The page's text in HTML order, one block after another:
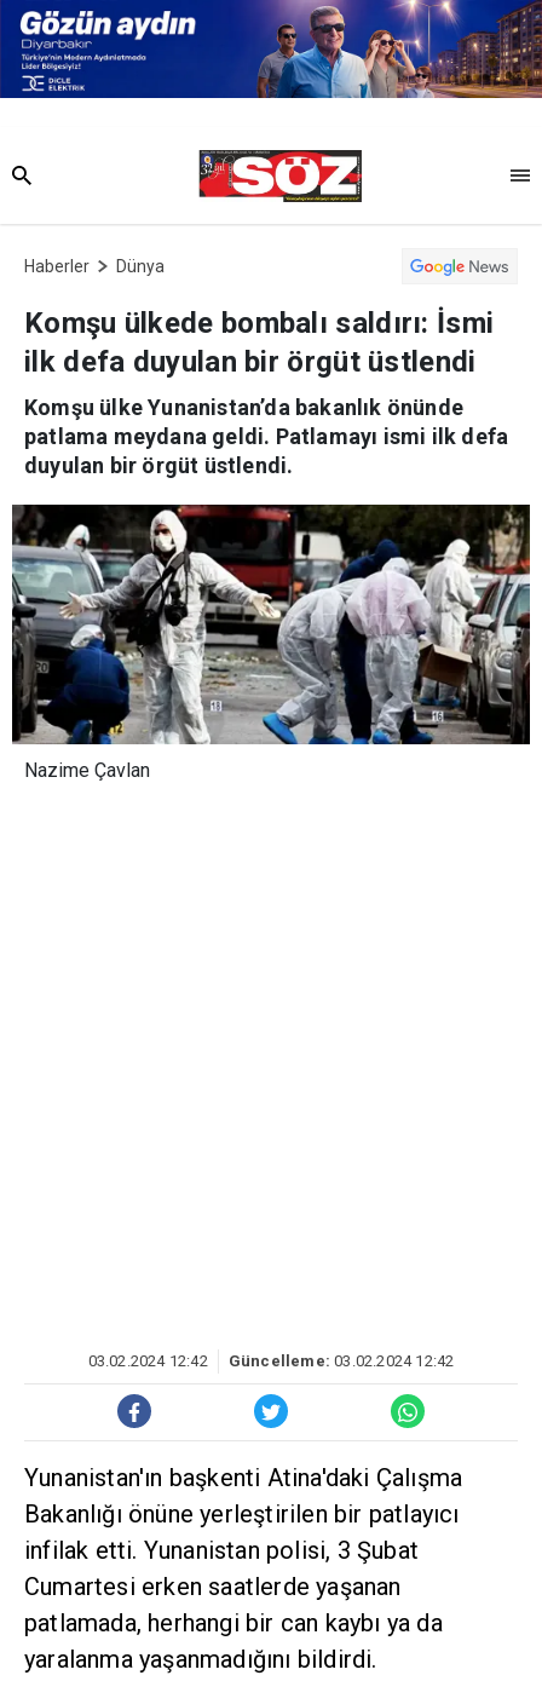
Haberler Dünya
Komşu ülkede bombalı saldırı: İsmi
ilk defa duyulan bir örgüt üstlendi
Komşu ülke Yunanistan’da bakanlık önünde
patlama meydana geldi. Patlamayı ismi ilk defa
duyulan bir örgüt üstlendi.
Nazime Çavlan
03.02.2024 12:42 Güncelleme: 03.02.2024 12:42
Yunanistan'ın başkenti Atina'daki Çalışma
Bakanlığı önüne yerleştirilen bir patlayıcı
infilak etti. Yunanistan polisi, 3 Şubat
Cumartesi erken saatlerde yaşanan
patlamada, herhangi bir can kaybı ya da
yaralanma yaşanmadığını bildirdi.